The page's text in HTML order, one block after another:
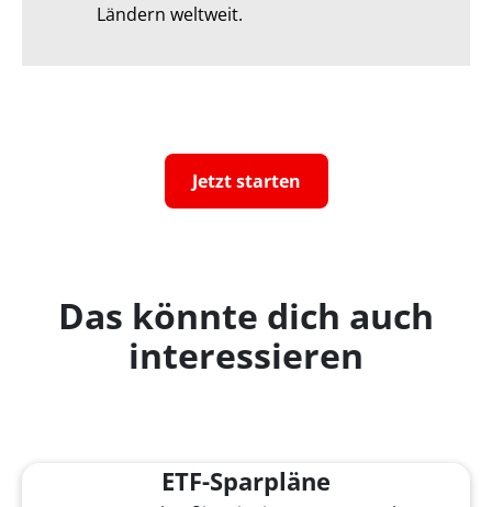
Ländern weltweit.
Jetzt starten
Das könnte dich auch
interessieren
ETF-Sparpläne